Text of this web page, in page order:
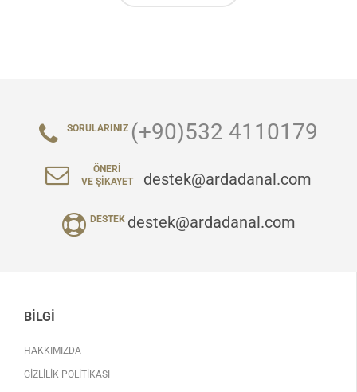
SORULARINIZ (+90)532 4110179
ÖNERI
VE ŞIKAYET
destek@ardadanal.com
DESTEK destek@ardadanal.com
BILGI
HAKKIMIZDA
GIZLILIK POLITIKASI